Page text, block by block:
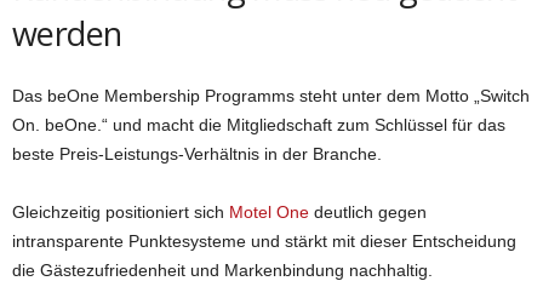
werden
Das beOne Membership Programms steht unter dem Motto „Switch
On. beOne.“ und macht die Mitgliedschaft zum Schlüssel für das
beste Preis-Leistungs-Verhältnis in der Branche.
Gleichzeitig positioniert sich Motel One deutlich gegen
intransparente Punktesysteme und stärkt mit dieser Entscheidung
die Gästezufriedenheit und Markenbindung nachhaltig.